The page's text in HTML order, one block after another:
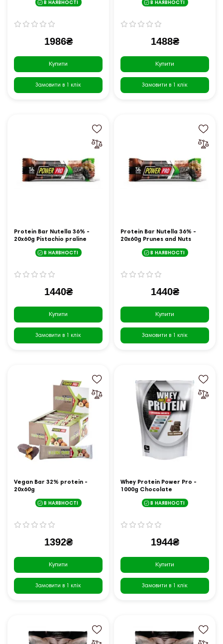
В НАЯВНОСТІ
1986₴
Купити
Замовити в 1 клік
В НАЯВНОСТІ
1488₴
Купити
Замовити в 1 клік
Protein Bar Nutella 36% -
20x60g Pistachio praline
В НАЯВНОСТІ
1440₴
Купити
Замовити в 1 клік
Protein Bar Nutella 36% -
20x60g Prunes and Nuts
В НАЯВНОСТІ
1440₴
Купити
Замовити в 1 клік
Vegan Bar 32% protein -
20x60g
В НАЯВНОСТІ
1392₴
Купити
Замовити в 1 клік
Whey Protein Power Pro -
1000g Chocolate
В НАЯВНОСТІ
1944₴
Купити
Замовити в 1 клік